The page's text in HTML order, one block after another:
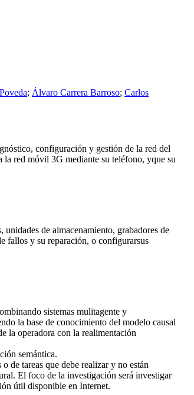
; Álvaro Carrera Barroso; Carlos
configuración y gestión de la red del
la red móvil 3G mediante su teléfono, yque su
de almacenamiento, grabadores de
fallos y su reparación, o configurarsus
sistemas mulitagente y
la base de conocimiento del modelo causal
la operadora con la realimentación
semántica.
de tareas que debe realizar y no están
El foco de la investigación será investigar
útil disponible en Internet.